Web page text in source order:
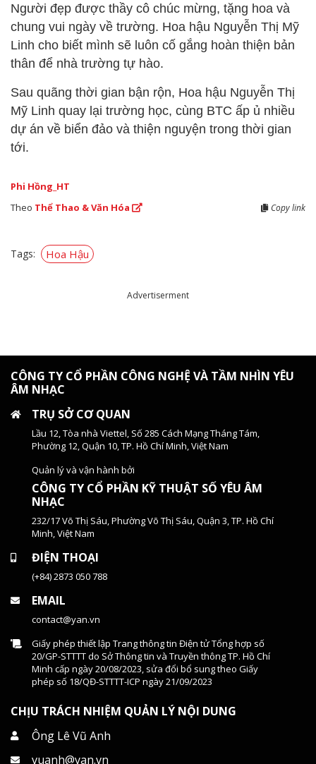
Người đẹp được thầy cô chúc mừng, tặng hoa và
chung vui ngày về trường. Hoa hậu Nguyễn Thị Mỹ
Linh cho biết mình sẽ luôn cố gắng hoàn thiện bản
thân để nhà trường tự hào.
Sau quãng thời gian bận rộn, Hoa hậu Nguyễn Thị
Mỹ Linh quay lại trường học, cùng BTC ấp ủ nhiều
dự án về biển đảo và thiện nguyện trong thời gian
tới.
Phi Hồng_HT
Theo Thể Thao & Văn Hóa Copy link
Tags: Hoa Hậu
Advertiserment
CÔNG TY CỔ PHẦN CÔNG NGHỆ VÀ TẦM NHÌN YÊU
ÂM NHẠC
TRỤ SỞ CƠ QUAN
Lầu 12, Tòa nhà Viettel, Số 285 Cách Mạng Tháng Tám,
Phường 12, Quận 10, TP. Hồ Chí Minh, Việt Nam
Quản lý và vận hành bởi
CÔNG TY CỔ PHẦN KỸ THUẬT SỐ YÊU ÂM
NHẠC
232/17 Võ Thị Sáu, Phường Võ Thị Sáu, Quận 3, TP. Hồ Chí
Minh, Việt Nam
ĐIỆN THOẠI
(+84) 2873 050 788
EMAIL
contact@yan.vn
Giấy phép thiết lập Trang thông tin Điện tử Tổng hợp số
20/GP-STTTT do Sở Thông tin và Truyền thông TP. Hồ Chí
Minh cấp ngày 20/08/2023, sửa đổi bổ sung theo Giấy
phép số 18/QĐ-STTTT-ICP ngày 21/09/2023
CHỊU TRÁCH NHIỆM QUẢN LÝ NỘI DUNG
Ông Lê Vũ Anh
vuanh@yan.vn